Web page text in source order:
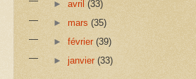
►avril(33)
►mars(35)
►février(39)
►janvier(33)